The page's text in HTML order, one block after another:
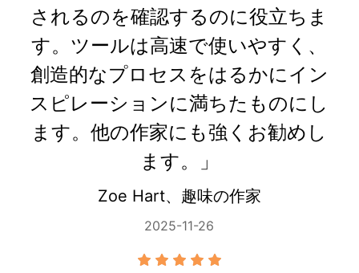
されるのを確認するのに役立ちま
す。ツールは高速で使いやすく、
創造的なプロセスをはるかにイン
スピレーションに満ちたものにし
ます。他の作家にも強くお勧めし
ます。」
Zoe Hart、趣味の作家
2025-11-26